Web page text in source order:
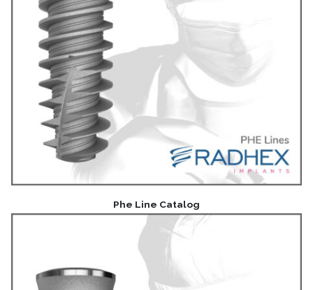
Phe Line Catalog